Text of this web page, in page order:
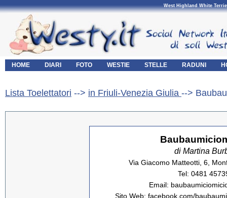
West Highland White
HOME DIARI FOTO WESTIE STELLE RADUNI
Lista Toelettatori --> in Friuli-Venezia Giulia -->
di Martina
Via Giacomo Matteotti, 6,
Tel: 0481
Email:
Sito Web: facebook.com/